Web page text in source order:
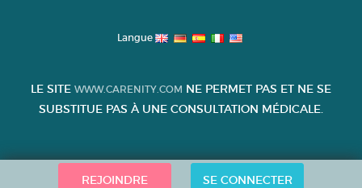
REJOINDRE SE CONNECTER
Langue
LE SITE WWW.CARENITY.COM NE PERMET PAS ET NE SE
SUBSTITUE PAS À UNE CONSULTATION MÉDICALE.